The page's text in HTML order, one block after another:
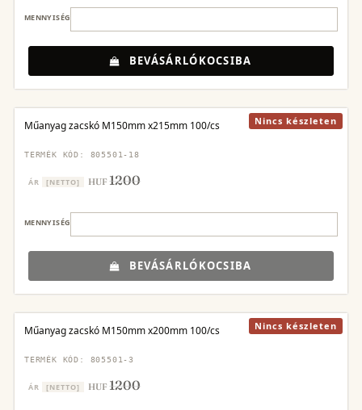
MENNYISÉG
BEVÁSÁRLÓKOCSIBA
Nincs készleten
Műanyag zacskó M150mm x215mm 100/cs
TERMÉK KÓD: 805501-18
ÁR [NETTO] HUF1200
MENNYISÉG
BEVÁSÁRLÓKOCSIBA
Nincs készleten
Műanyag zacskó M150mm x200mm 100/cs
TERMÉK KÓD: 805501-3
ÁR [NETTO] HUF1200